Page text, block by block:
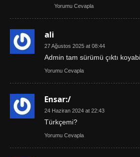
Yorumu Cevapla
ali
27 Ağustos 2025 at 08:44
Admin tam sürümü çıktı
Yorumu Cevapla
Ensar:/
24 Haziran 2024 at 22:43
Türkçemi?
Yorumu Cevapla